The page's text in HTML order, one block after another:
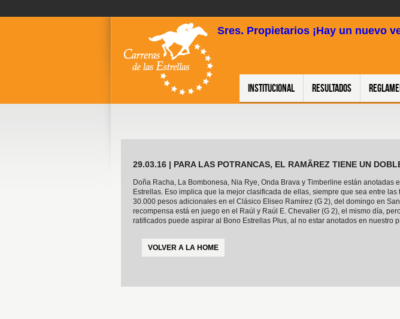
Sres. Propietarios ¡Hay un nuevo
Institucional Resultados
29.03.16 | PARA LAS POTRANCAS, EL RAMÃREZ TIENE UN
Doña Racha, La Bombonesa, Nia Rye, Onda Brava y Timberline están anotadas
Estrellas. Eso implica que la mejor clasificada de ellas, siempre que sea entre las
30.000 pesos adicionales en el Clásico Eliseo Ramírez (G 2), del domingo en
recompensa está en juego en el Raúl y Raúl E. Chevalier (G 2), el mismo día,
ratificados puede aspirar al Bono Estrellas Plus, al no estar anotados en nuestro
VOLVER A LA HOME